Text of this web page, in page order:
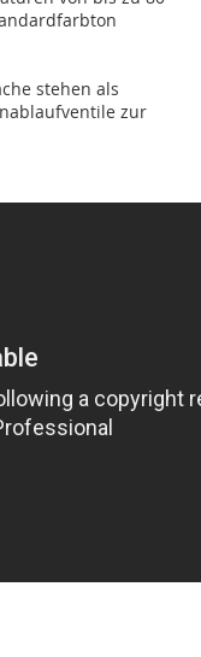
stehen als
zur